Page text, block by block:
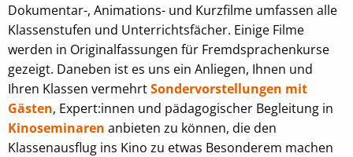
Dokumentar-, Animations- und Kurzfilme umfassen alle
Klassenstufen und Unterrichtsfächer. Einige Filme
werden in Originalfassungen für Fremdsprachenkurse
gezeigt. Daneben ist es uns ein Anliegen, Ihnen und
Ihren Klassen vermehrtSondervorstellungen mit
Gästen, Expert:innen und pädagogischer Begleitung in
Kinoseminaren anbieten zu können, die den
Klassenausflug ins Kino zu etwas Besonderem machen